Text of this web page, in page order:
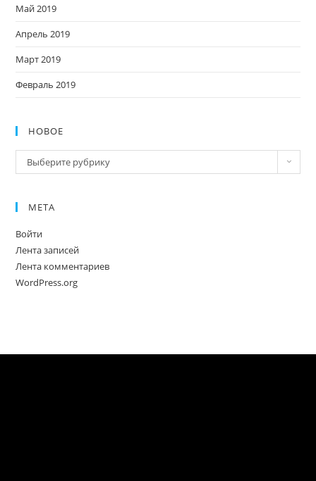
Май 2019
Апрель 2019
Март 2019
Февраль 2019
НОВОЕ
Новое
Выберите рубрику
МЕТА
Войти
Лента записей
Лента комментариев
WordPress.org